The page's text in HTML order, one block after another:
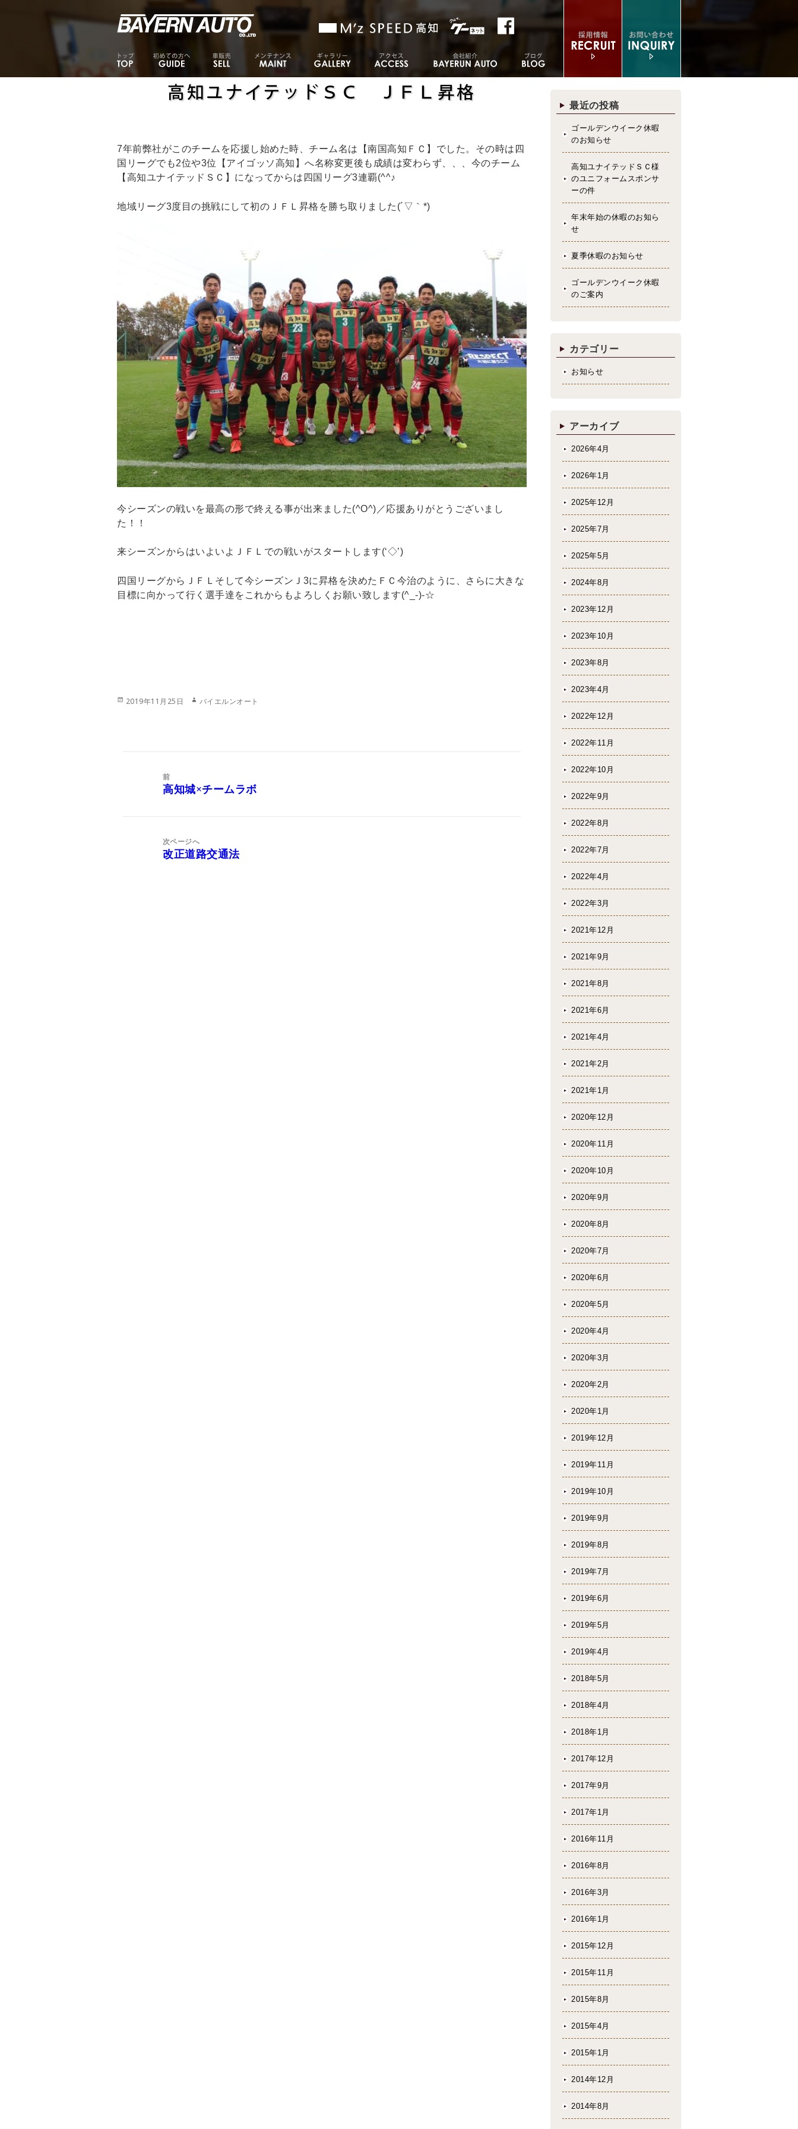
高知ユナイテッドＳＣ ＪＦＬ昇格
7年前弊社がこのチームを応援し始めた時、チーム名は【南国高知ＦＣ】でした。その時は四
国リーグでも2位や3位【アイゴッソ高知】へ名称変更後も成績は変わらず、、、今のチーム
【高知ユナイテッドＳＣ】になってからは四国リーグ3連覇(^^♪
地域リーグ3度目の挑戦にして初のＪＦＬ昇格を勝ち取りました(´▽｀*)
今シーズンの戦いを最高の形で終える事が出来ました(^O^)／応援ありがとうございまし
た！！
来シーズンからはいよいよＪＦＬでの戦いがスタートします(‘◇’)ゞ
四国リーグからＪＦＬそして今シーズンＪ3に昇格を決めたＦＣ今治のように、さらに大きな
目標に向かって行く選手達をこれからもよろしくお願い致します(^_-)-☆
投
2019年11月25日
作
バイエルンオート
前
前
高知城×チームラボ
次ページへ
次
改正道路交通法
最近の投稿
ゴールデンウイーク休暇
のお知らせ
高知ユナイテッドＳＣ様
のユニフォームスポンサ
ーの件
年末年始の休暇のお知ら
せ
夏季休暇のお知らせ
ゴールデンウイーク休暇
のご案内
カテゴリー
お知らせ
アーカイブ
2026年4月
2026年1月
2025年12月
2025年7月
2025年5月
2024年8月
2023年12月
2023年10月
2023年8月
2023年4月
2022年12月
2022年11月
2022年10月
2022年9月
2022年8月
2022年7月
2022年4月
2022年3月
2021年12月
2021年9月
2021年8月
2021年6月
2021年4月
2021年2月
2021年1月
2020年12月
2020年11月
2020年10月
2020年9月
2020年8月
2020年7月
2020年6月
2020年5月
2020年4月
2020年3月
2020年2月
2020年1月
2019年12月
2019年11月
2019年10月
2019年9月
2019年8月
2019年7月
2019年6月
2019年5月
2019年4月
2018年5月
2018年4月
2018年1月
2017年12月
2017年9月
2017年1月
2016年11月
2016年8月
2016年3月
2016年1月
2015年12月
2015年11月
2015年8月
2015年4月
2015年1月
2014年12月
2014年8月